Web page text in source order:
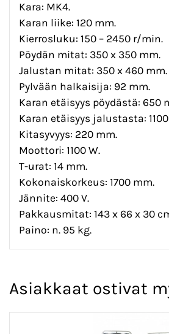
Kara: MK4.
Karan liike: 120 mm.
Kierrosluku: 150 – 2450 r/min.
Pöydän mitat: 350 x 350 mm.
Jalustan mitat: 350 x 460 mm.
Pylvään halkaisija: 92 mm.
Karan etäisyys pöydästä: 650
Karan etäisyys jalustasta:
Kitasyvyys: 220 mm.
Moottori: 1100 W.
T-urat: 14 mm.
Kokonaiskorkeus: 1700 mm.
Jännite: 400 V.
Pakkausmitat: 143 x 66 x 30
Paino: n. 95 kg.
Asiakkaat ostivat